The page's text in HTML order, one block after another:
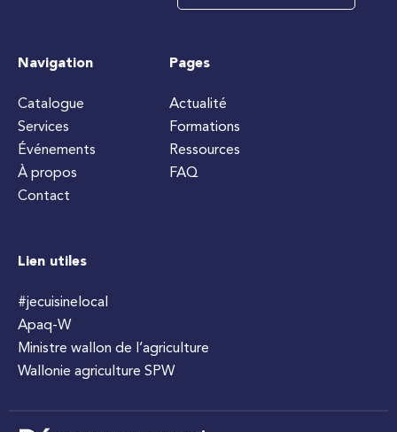
Navigation
Catalogue
Services
Événements
À propos
Contact
Pages
Actualité
Formations
Ressources
FAQ
Lien utiles
#jecuisinelocal
Apaq-W
Ministre wallon de l’agriculture
Wallonie agriculture SPW